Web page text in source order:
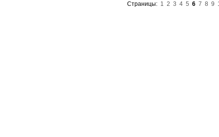
Страницы: 1 2 3 4 5 6 7 8 9